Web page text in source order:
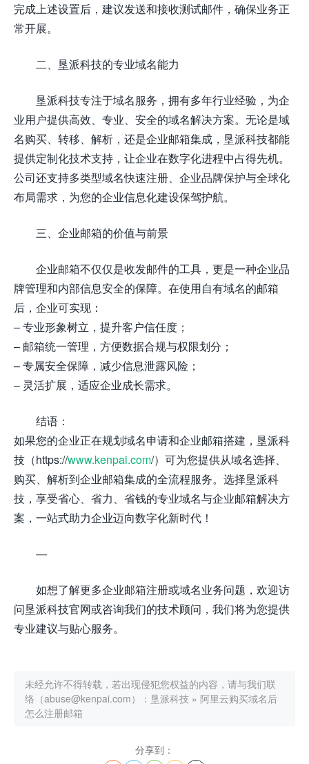
完成上述设置后，建议发送和接收测试邮件，确保业务正
常开展。
二、垦派科技的专业域名能力
垦派科技专注于域名服务，拥有多年行业经验，为企
业用户提供高效、专业、安全的域名解决方案。无论是域
名购买、转移、解析，还是企业邮箱集成，垦派科技都能
提供定制化技术支持，让企业在数字化进程中占得先机。
公司还支持多类型域名快速注册、企业品牌保护与全球化
布局需求，为您的企业信息化建设保驾护航。
三、企业邮箱的价值与前景
企业邮箱不仅仅是收发邮件的工具，更是一种企业品
牌管理和内部信息安全的保障。在使用自有域名的邮箱
后，企业可实现：
– 专业形象树立，提升客户信任度；
– 邮箱统一管理，方便数据合规与权限划分；
– 专属安全保障，减少信息泄露风险；
– 灵活扩展，适应企业成长需求。
结语：
如果您的企业正在规划域名申请和企业邮箱搭建，垦派科
技（https://www.kenpai.com/）可为您提供从域名选择、
购买、解析到企业邮箱集成的全流程服务。选择垦派科
技，享受省心、省力、省钱的专业域名与企业邮箱解决方
案，一站式助力企业迈向数字化新时代！
—
如想了解更多企业邮箱注册或域名业务问题，欢迎访
问垦派科技官网或咨询我们的技术顾问，我们将为您提供
专业建议与贴心服务。
未经允许不得转载，若出现侵犯您权益的内容，请与我们联
络（abuse@kenpai.com）： 垦派科技 » 阿里云购买域名后
怎么注册邮箱
分享到：